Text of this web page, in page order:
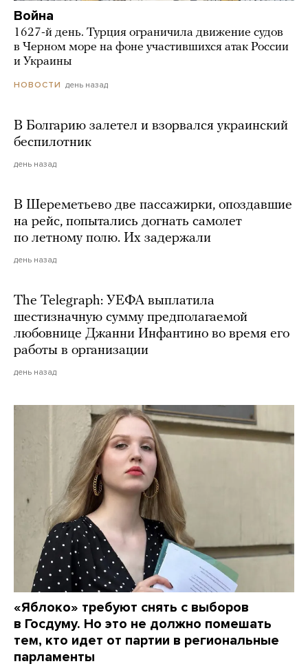
Война
1627-й день. Турция ограничила движение судов
в Черном море на фоне участившихся атак России
и Украины
НОВОСТИ день назад
В Болгарию залетел и взорвался украинский
беспилотник
день назад
В Шереметьево две пассажирки, опоздавшие
на рейс, попытались догнать самолет
по летному полю. Их задержали
день назад
The Telegraph: УЕФА выплатила
шестизначную сумму предполагаемой
любовнице Джанни Инфантино во время его
работы в организации
день назад
«Яблоко» требуют снять с выборов
в Госдуму. Но это не должно помешать
тем, кто идет от партии в региональные
парламенты